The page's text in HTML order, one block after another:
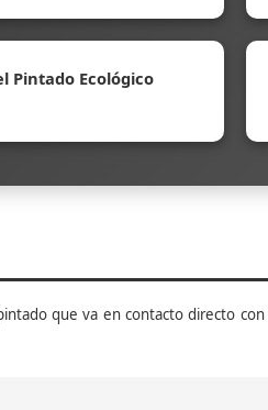
Pintado Ecológico
que va en contacto directo